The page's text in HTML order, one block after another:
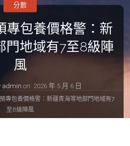
專包養價格警：新
門地域有7至8級陣
風
admin on 2026 年 5 月 6 日
分數
專包養價格警：新疆青海等地部門地域有7
至8級陣風